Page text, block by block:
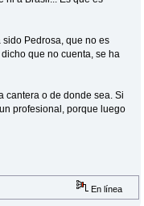
Pedrosa, que no es
que no cuenta, se ha
cantera o de donde sea. Si
profesional, porque luego
En línea